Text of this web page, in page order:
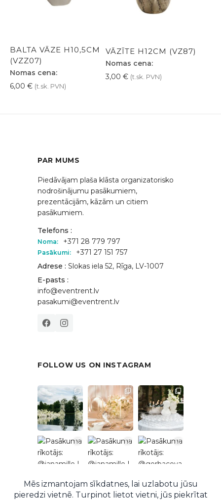
BALTA VĀZE H10,5CM
(VZZ07)
Nomas cena:
6,00 € (t.sk. PVN)
VĀZĪTE H12CM (VZ87)
Nomas cena:
3,00 € (t.sk. PVN)
PAR MUMS
Piedāvājam plaša klāsta organizatorisko
nodrošinājumu pasākumiem,
prezentācijām, kāzām un citiem
pasākumiem.
Telefons :
Noma: +371 28 779 797
Pasākumi:
+371 27 151 757
Adrese : Slokas iela 52, Rīga, LV-1007
E-pasts :
info@eventrent.lv
pasakumi@eventrent.lv
FOLLOW US ON INSTAGRAM
Follow on Instagram